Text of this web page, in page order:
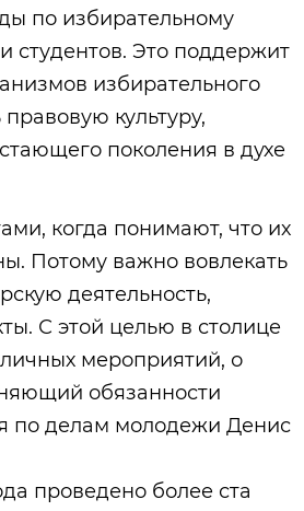
по избирательному
студентов. Это поддержит
избирательного
культуру,
поколения в духе
когда понимают, что их
Потому важно вовлекать
деятельность,
С этой целью в столице
мероприятий, о
обязанности
по делам молодежи Денис
проведено более ста